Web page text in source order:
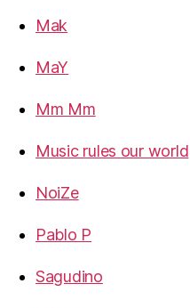
Mak
MaY
Mm Mm
Music rules our world
NoiZe
Pablo P
Sagudino